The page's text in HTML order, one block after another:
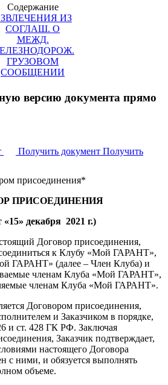
Содержание
ИЗ
СОГЛАШ. О
МЕЖД.
ГРУЗОВОМ
СООБЩЕНИИ
версию документа прямо
Получить документ Получить
присоединения*
ПРИСОЕДИНЕНИЯ
«15» декабря 2021 г.)
Договор присоединения,
к Клубу «Мой ГАРАНТ»,
ГАРАНТ» (далее – Член Клуба) и
членам Клуба «Мой ГАРАНТ»,
членам Клуба «Мой ГАРАНТ».
Договором присоединения,
и Заказчиком в порядке,
и ст. 428 ГК РФ. Заключая
Заказчик подтверждает,
настоящего Договора
с ними, и обязуется выполнять
объеме.